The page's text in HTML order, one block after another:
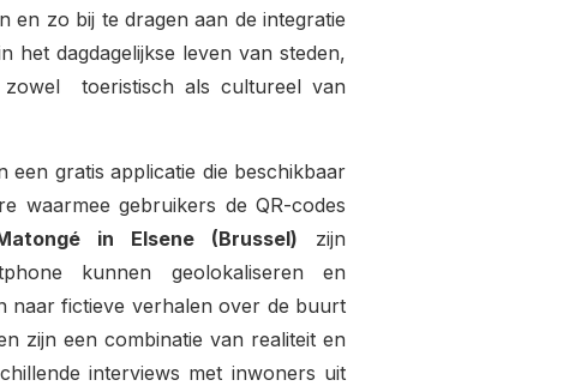
en zo bij te dragen aan de integratie
het dagdagelijkse leven van steden,
toeristisch als cultureel van
een gratis applicatie die beschikbaar
waarmee gebruikers de QR-codes
in Elsene (Brussel)
zijn
kunnen geolokaliseren en
naar fictieve verhalen over de buurt
zijn een combinatie van realiteit en
interviews met inwoners uit